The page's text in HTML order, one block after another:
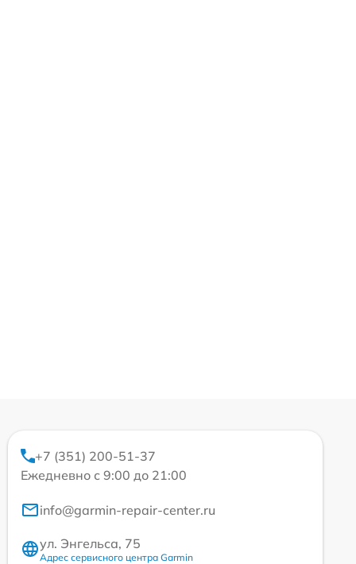
+7 (351) 200-51-37
Ежедневно с 9:00 до 21:00
info@garmin-repair-center.ru
ул. Энгельса, 75
Адрес сервисного центра Garmin